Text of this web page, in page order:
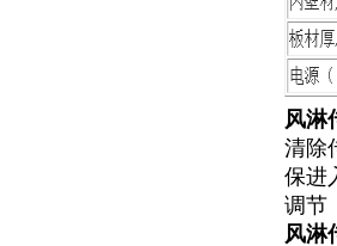
风淋
清除
保进
调节
风淋